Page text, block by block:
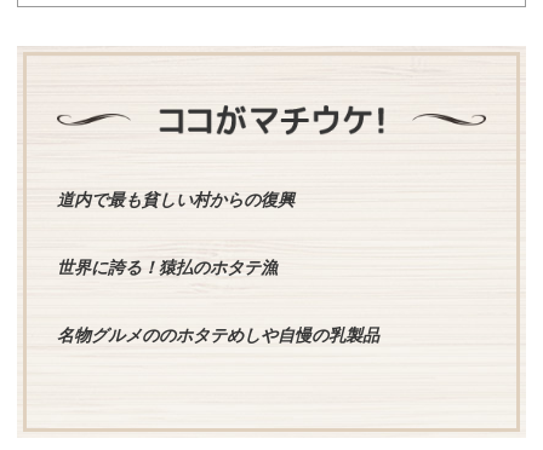
道内で最も貧しい村からの復興
世界に誇る！猿払のホタテ漁
名物グルメののホタテめしや自慢の乳製品